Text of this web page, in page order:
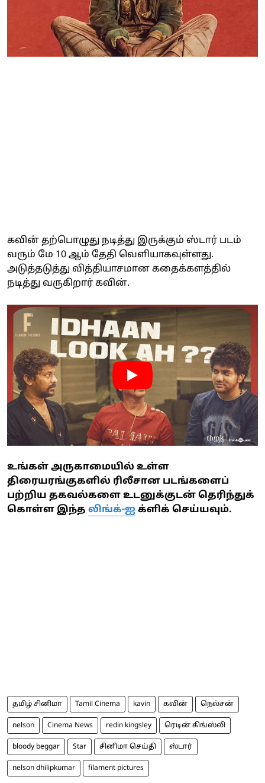
கவின் தற்பொழுது நடித்து இருக்கும் ஸ்டார் படம்
வரும் மே 10 ஆம் தேதி வெளியாகவுள்ளது.
அடுத்தடுத்து வித்தியாசமான கதைக்களத்தில்
நடித்து வருகிறார் கவின்.
உங்கள் அருகாமையில் உள்ள
திரையரங்குகளில் ரிலீசான படங்களைப்
பற்றிய தகவல்களை உடனுக்குடன் தெரிந்துக்
கொள்ள இந்த லிங்க்-ஐ க்ளிக் செய்யவும்.
தமிழ் சினிமா Tamil Cinema kavin கவின் நெல்சன்
nelson Cinema News redin kingsley ரெடின் கிங்ஸ்லி
bloody beggar Star சினிமா செய்தி ஸ்டார்
nelson dhilipkumar filament pictures